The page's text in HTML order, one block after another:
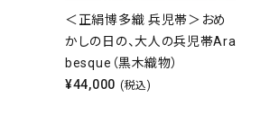
＜正絹博多織 兵児帯＞おめ
かしの日の、大人の兵児帯Ara
besque（黒木織物）
¥44,000 (税込)